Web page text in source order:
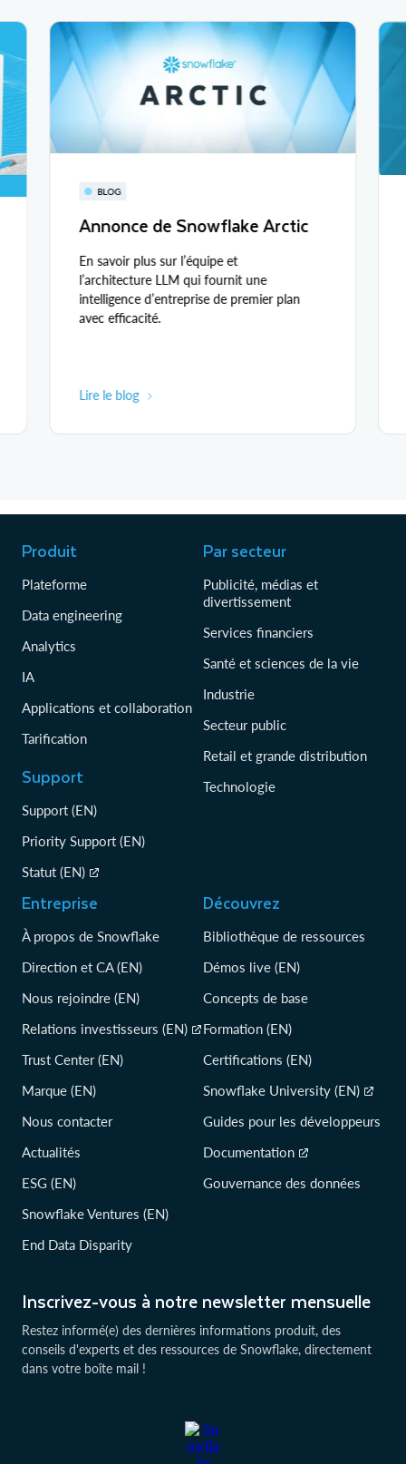
BLOG
Annonce de Snowflake Arctic
En savoir plus sur l’équipe et
l’architecture LLM qui fournit une
intelligence d’entreprise de premier plan
avec efficacité.
Lire le blog
Inscrivez-vous à notre newsletter mensuelle
Restez informé(e) des dernières informations produit, des
conseils d'experts et des ressources de Snowflake, directement
dans votre boîte mail !
Produit
Plateforme
Data engineering
Analytics
IA
Applications et collaboration
Tarification
Support
Support (EN)
Priority Support (EN)
Statut (EN)
Par secteur
Publicité, médias et
divertissement
Services financiers
Santé et sciences de la vie
Industrie
Secteur public
Retail et grande distribution
Technologie
Entreprise
À propos de Snowflake
Direction et CA (EN)
Nous rejoindre (EN)
Relations investisseurs (EN)
Trust Center (EN)
Marque (EN)
Nous contacter
Actualités
ESG (EN)
Snowflake Ventures (EN)
End Data Disparity
Découvrez
Bibliothèque de ressources
Démos live (EN)
Concepts de base
Formation (EN)
Certifications (EN)
Snowflake University (EN)
Guides pour les développeurs
Documentation
Gouvernance des données